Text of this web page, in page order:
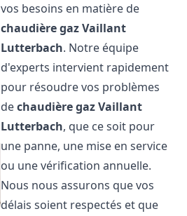
vos besoins en matière de
chaudière gaz Vaillant
Lutterbach. Notre équipe
d'experts intervient rapidement
pour résoudre vos problèmes
dechaudière gaz Vaillant
Lutterbach, que ce soit pour
une panne, une mise en service
ou une vérification annuelle.
Nous nous assurons que vos
délais soient respectés et que